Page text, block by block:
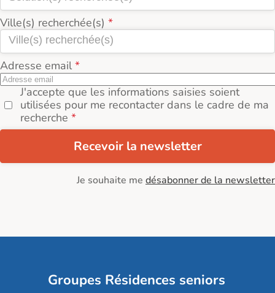
Ville(s) recherchée(s)
Adresse email
J'accepte que les informations saisies soient
utilisées pour me recontacter dans le cadre de ma
recherche
Recevoir la newsletter
Je souhaite me désabonner de la newsletter
Groupes Résidences seniors